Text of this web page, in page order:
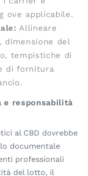
ove applicabile.
Allineare
dimensione del
tempistiche di
di fornitura
e responsabilità
al CBD dovrebbe
documentale
professionali
del lotto, il